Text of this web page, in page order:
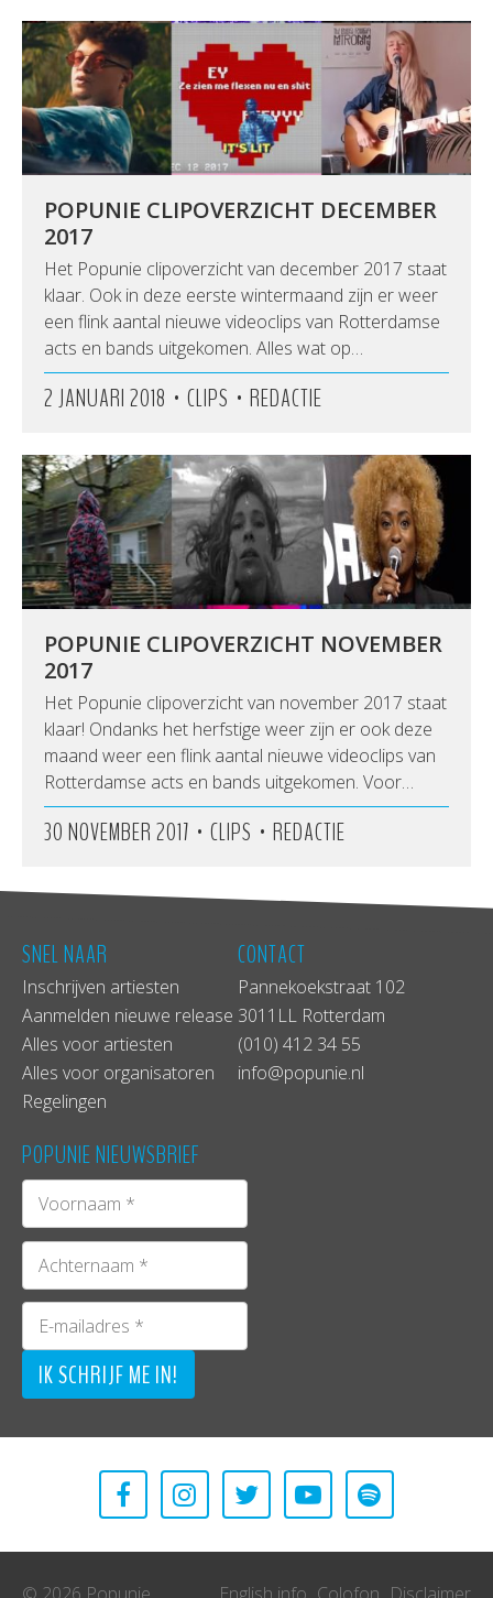
POPUNIE CLIPOVERZICHT DECEMBER
2017
Het Popunie clipoverzicht van december 2017 staat
klaar. Ook in deze eerste wintermaand zijn er weer
een flink aantal nieuwe videoclips van Rotterdamse
acts en bands uitgekomen. Alles wat op…
2 JANUARI 2018 • CLIPS • REDACTIE
POPUNIE CLIPOVERZICHT NOVEMBER
2017
Het Popunie clipoverzicht van november 2017 staat
klaar! Ondanks het herfstige weer zijn er ook deze
maand weer een flink aantal nieuwe videoclips van
Rotterdamse acts en bands uitgekomen. Voor…
30 NOVEMBER 2017 • CLIPS • REDACTIE
SNEL NAAR
Inschrijven artiesten
Aanmelden nieuwe release
Alles voor artiesten
Alles voor organisatoren
Regelingen
CONTACT
Pannekoekstraat 102
3011LL Rotterdam
(010) 412 34 55
info@popunie.nl
POPUNIE NIEUWSBRIEF